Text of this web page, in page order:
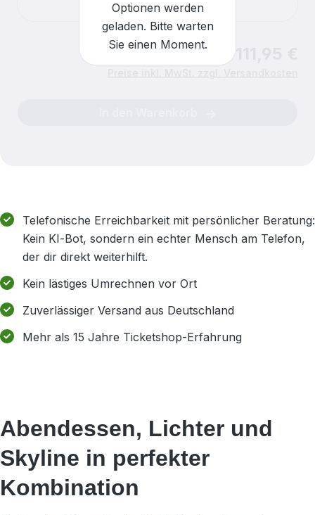
Für heute sind keine Einlasszeiten mehr
Ab 111,95 €
Optionen werden
geladen. Bitte warten
Sie einen Moment.
Telefonische Erreichbarkeit mit persönlicher Beratung:
Kein KI‑Bot, sondern ein echter Mensch am Telefon,
der dir direkt weiterhilft.
Kein lästiges Umrechnen vor Ort
Zuverlässiger Versand aus Deutschland
Mehr als 15 Jahre Ticketshop-Erfahrung
Abendessen, Lichter und
Skyline in perfekter
Kombination